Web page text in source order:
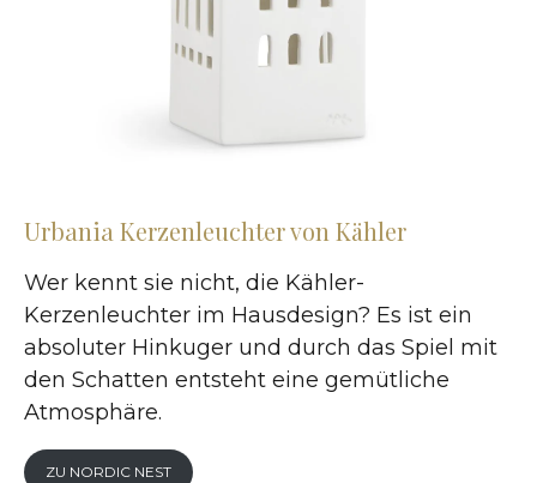
Urbania Kerzenleuchter von Kähler
Wer kennt sie nicht, die Kähler-
Kerzenleuchter im Hausdesign? Es ist ein
absoluter Hinkuger und durch das Spiel mit
den Schatten entsteht eine gemütliche
Atmosphäre.
ZU NORDIC NEST